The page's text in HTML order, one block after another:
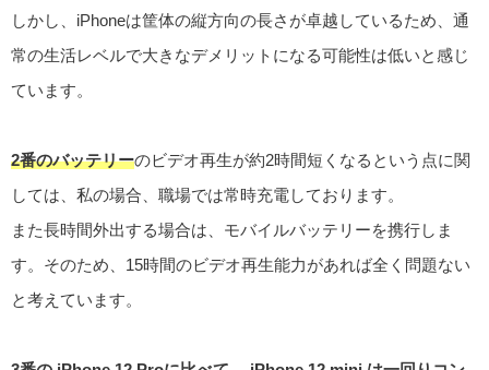
しかし、iPhoneは筐体の縦方向の長さが卓越しているため、通
常の生活レベルで大きなデメリットになる可能性は低いと感じ
ています。
2番のバッテリーのビデオ再生が約2時間短くなるという点に関
しては、私の場合、職場では常時充電しております。
また長時間外出する場合は、モバイルバッテリーを携行しま
す。そのため、15時間のビデオ再生能力があれば全く問題ない
と考えています。